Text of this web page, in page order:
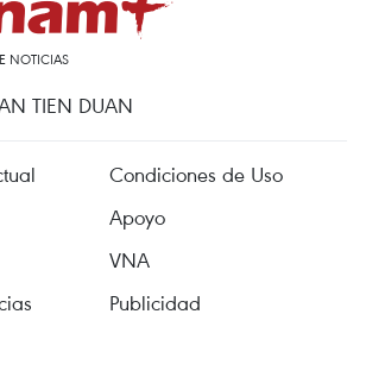
NOTICIAS
TIEN DUAN
Condiciones de Uso
Apoyo
VNA
Publicidad